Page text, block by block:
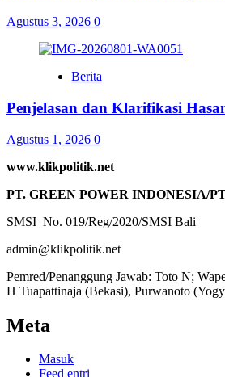
Agustus 3, 2026 0
Berita
Penjelasan dan Klarifikasi
Agustus 1, 2026 0
www.klikpolitik.net
PT. GREEN POWER INDONESIA/
SMSI No. 019/Reg/2020/SMSI Bali
admin@klikpolitik.net
Pemred/Penanggung Jawab: Toto N;
H Tuapattinaja (Bekasi), Purwanoto
Meta
Masuk
Feed entri